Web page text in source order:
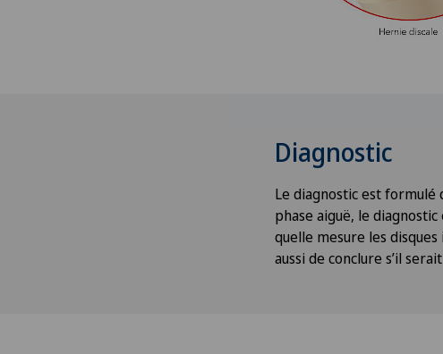
Diagnostic
Le diagnostic est formulé
phase aiguë, le
quelle mesure les
aussi de conclure s’il